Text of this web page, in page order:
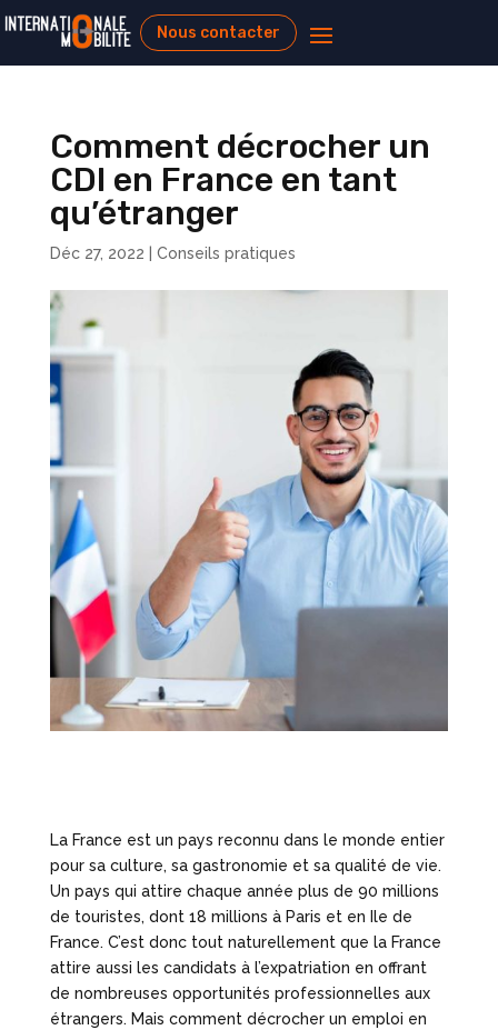
Nous contacter
Comment décrocher un
CDI en France en tant
qu’étranger
Déc 27, 2022 Conseils pratiques
La France est un pays reconnu dans le monde entier
pour sa culture, sa gastronomie et sa qualité de vie.
Un pays qui attire chaque année plus de 90 millions
de touristes, dont 18 millions à Paris et en Ile de
France. C’est donc tout naturellement que la France
attire aussi les candidats à l’expatriation en offrant
de nombreuses opportunités professionnelles aux
étrangers. Mais comment décrocher un emploi en